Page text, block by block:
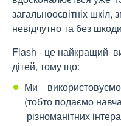
загальноосвітніх шкіл,
невідчутно та без
Flash - це найкращий
дітей, тому що:
Ми використовуємо
(тобто подаємо
різноманітних